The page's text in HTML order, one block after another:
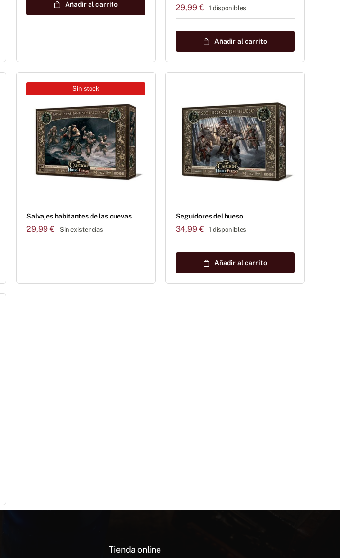
Añadir al carrito 29,99€ 1 disponibles
Añadir al carrito
Sin stock
Salvajes habitantes de las cuevas
29,99€ Sin existencias
Seguidores del hueso
34,99€ 1 disponibles
Añadir al carrito
Tienda online